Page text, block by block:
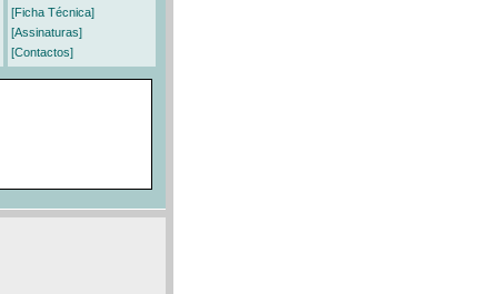
[Ficha Técnica]
[Assinaturas]
[Contactos]